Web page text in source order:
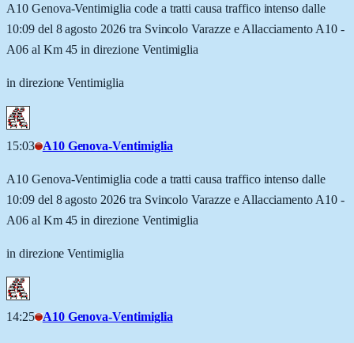
A10 Genova-Ventimiglia code a tratti causa traffico intenso dalle
10:09 del 8 agosto 2026 tra Svincolo Varazze e Allacciamento A10 -
A06 al Km 45 in direzione Ventimiglia
in direzione Ventimiglia
15:03 A10 Genova-Ventimiglia
A10 Genova-Ventimiglia code a tratti causa traffico intenso dalle
10:09 del 8 agosto 2026 tra Svincolo Varazze e Allacciamento A10 -
A06 al Km 45 in direzione Ventimiglia
in direzione Ventimiglia
14:25 A10 Genova-Ventimiglia